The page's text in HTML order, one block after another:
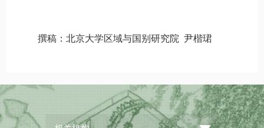
撰稿：北京大学区域与国别研究院 尹楷珺